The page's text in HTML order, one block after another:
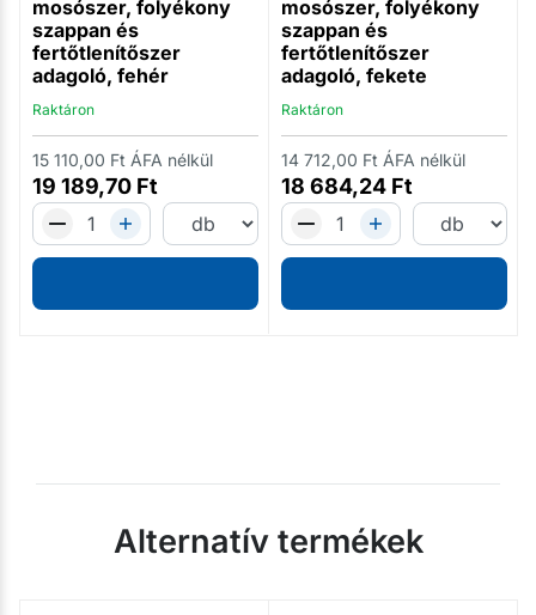
mosószer, folyékony
szappan és
fertőtlenítőszer
adagoló, fehér
Raktáron
19 189,70 Ft
15 110,00 Ft ÁFA nélkül
mosószer, folyékony
szappan és
fertőtlenítőszer
adagoló, fekete
Raktáron
18 684,24 Ft
14 712,00 Ft ÁFA nélkül
Alternatív termékek